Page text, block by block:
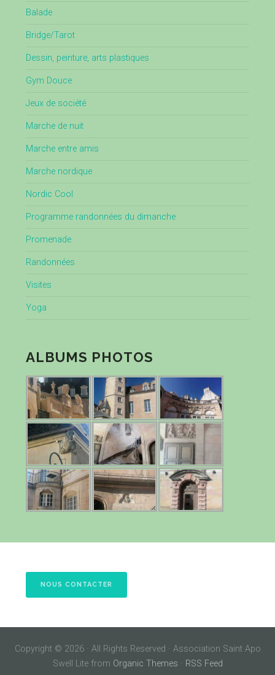
Balade
Bridge/Tarot
Dessin, peinture, arts plastiques
Gym Douce
Jeux de société
Marche de nuit
Marche entre amis
Marche nordique
Nordic Cool
Programme randonnées du dimanche
Promenade
Randonnées
Visites
Yoga
ALBUMS PHOTOS
NOUS CONTACTER
Copyright © 2026 · All Rights Reserved · Association Saint Apo
Swell Lite from Organic Themes · RSS Feed